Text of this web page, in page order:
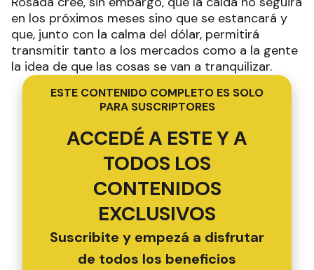
en los próximos meses sino que se estancará y
que, junto con la calma del dólar, permitirá
transmitir tanto a los mercados como a la gente
la idea de que las cosas se van a tranquilizar.
ESTE CONTENIDO COMPLETO ES SOLO
PARA SUSCRIPTORES
ACCEDÉ A ESTE Y A
TODOS LOS
CONTENIDOS
EXCLUSIVOS
Suscribite y empezá a disfrutar
de todos los beneficios